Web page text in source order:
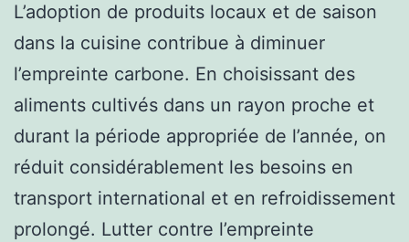
L’adoption de produits locaux et de saison
dans la cuisine contribue à diminuer
l’empreinte carbone. En choisissant des
aliments cultivés dans un rayon proche et
durant la période appropriée de l’année, on
réduit considérablement les besoins en
transport international et en refroidissement
prolongé. Lutter contre l’empreinte